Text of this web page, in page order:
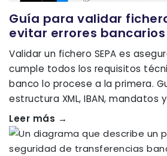
Guía para validar
evitar errores bancarios
Validar un fichero SEPA es
cumple todos los requisitos
banco lo procese a la primera.
estructura XML, IBAN, mandatos
Leer más →